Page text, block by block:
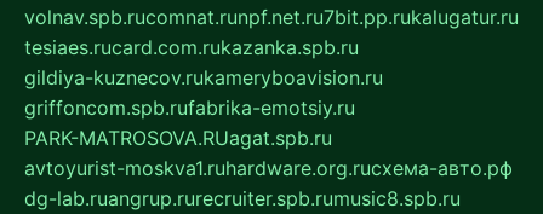
volnav.spb.rucomnat.runpf.net.ru7bit.pp.rukalugatur.ru
tesiaes.rucard.com.rukazanka.spb.ru
gildiya-kuznecov.rukameryboavision.ru
griffoncom.spb.rufabrika-emotsiy.ru
PARK-MATROSOVA.RUagat.spb.ru
avtoyurist-moskva1.ruhardware.org.ruсхема-авто.рф
dg-lab.ruangrup.rurecruiter.spb.rumusic8.spb.ru